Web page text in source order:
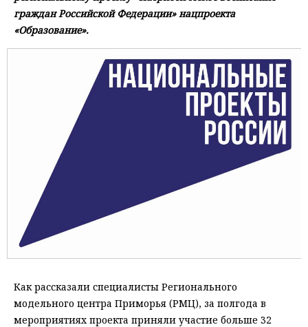
граждан Российской Федерации» нацпроекта
«Образование».
Как рассказали специалисты Регионального
модельного центра Приморья (РМЦ), за полгода в
мероприятиях проекта приняли участие больше 32